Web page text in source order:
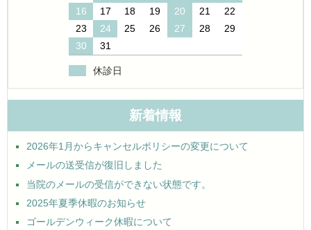
16
17 18 19 20 21
22
23
24 25 26 27 28
29
30
31
休診日
新着情報
2026年1月からキャンセルポリシーの変更について
メールの送受信が復旧しました
当院のメールの受信ができない状態です。
2025年夏季休暇のお知らせ
ゴールデンウィーク休暇について